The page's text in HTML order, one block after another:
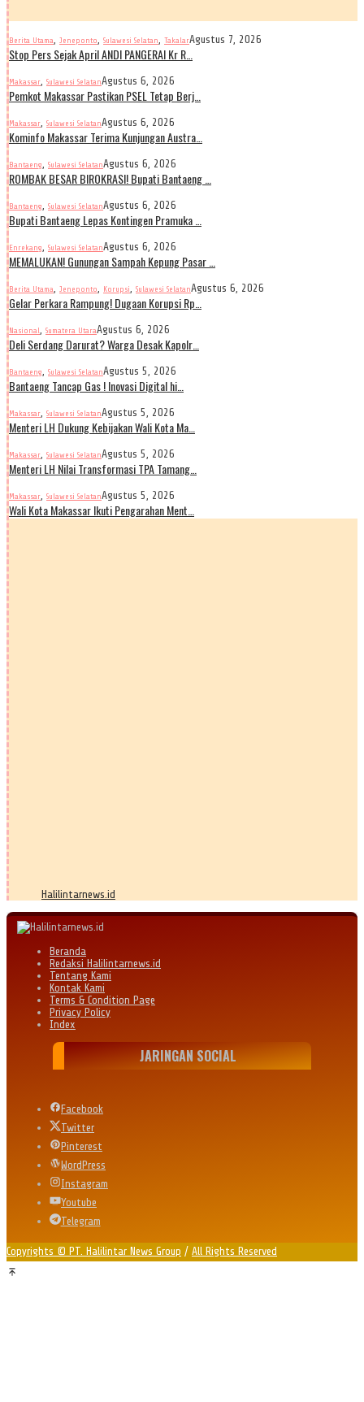
Berita Utama, Jeneponto, Sulawesi Selatan, TakalarAgustus 7, 2026
Stop Pers Sejak April ANDI PANGERAI Kr R…
Makassar, Sulawesi SelatanAgustus 6, 2026
Pemkot Makassar Pastikan PSEL Tetap Berj…
Makassar, Sulawesi SelatanAgustus 6, 2026
Kominfo Makassar Terima Kunjungan Austra…
Bantaeng, Sulawesi SelatanAgustus 6, 2026
ROMBAK BESAR BIROKRASI! Bupati Bantaeng …
Bantaeng, Sulawesi SelatanAgustus 6, 2026
Bupati Bantaeng Lepas Kontingen Pramuka …
Enrekang, Sulawesi SelatanAgustus 6, 2026
MEMALUKAN! Gunungan Sampah Kepung Pasar …
Berita Utama, Jeneponto, Korupsi, Sulawesi SelatanAgustus 6, 2026
Gelar Perkara Rampung! Dugaan Korupsi Rp…
Nasional, Sumatera UtaraAgustus 6, 2026
Deli Serdang Darurat? Warga Desak Kapolr…
Bantaeng, Sulawesi SelatanAgustus 5, 2026
Bantaeng Tancap Gas ! Inovasi Digital hi…
Makassar, Sulawesi SelatanAgustus 5, 2026
Menteri LH Dukung Kebijakan Wali Kota Ma…
Makassar, Sulawesi SelatanAgustus 5, 2026
Menteri LH Nilai Transformasi TPA Tamang…
Makassar, Sulawesi SelatanAgustus 5, 2026
Wali Kota Makassar Ikuti Pengarahan Ment…
Halilintarnews.id
Beranda
Redaksi Halilintarnews.id
Tentang Kami
Kontak Kami
Terms & Condition Page
Privacy Policy
Index
JARINGAN SOCIAL
Facebook
Twitter
Pinterest
WordPress
Instagram
Youtube
Telegram
Copyrights © PT. Halilintar News Group / All Rights Reserved